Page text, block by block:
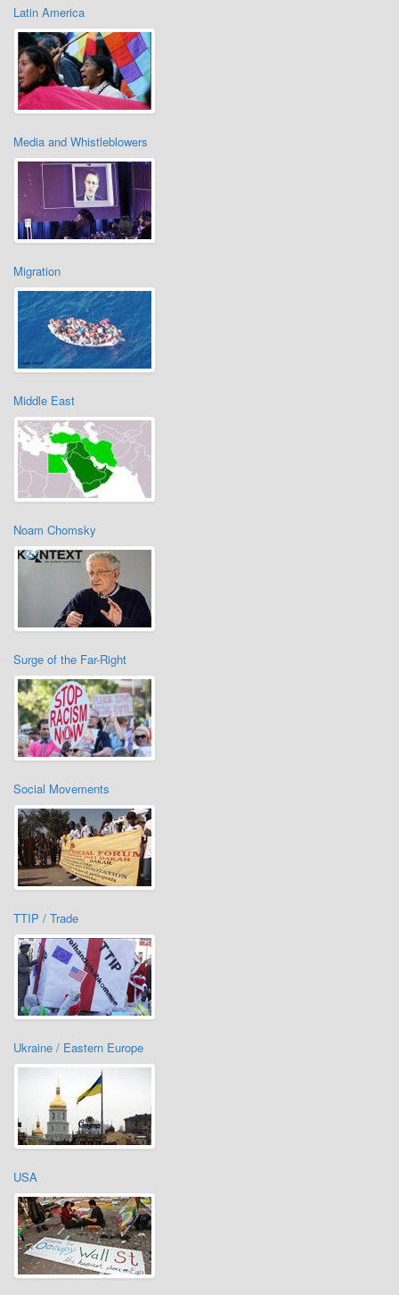
Latin America
Media and Whistleblowers
Migration
Middle East
Noam Chomsky
Surge of the Far-Right
Social Movements
TTIP / Trade
Ukraine / Eastern Europe
USA